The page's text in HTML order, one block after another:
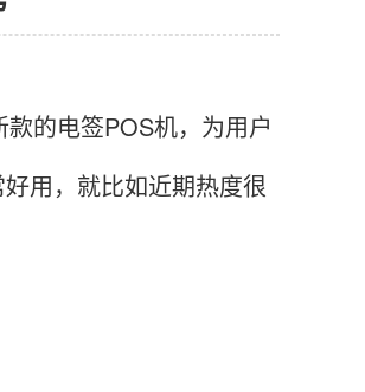
的电签POS机，为用户
用，就比如近期热度很